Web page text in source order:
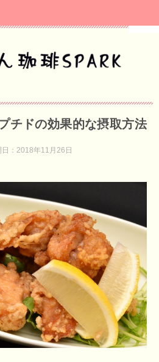
チドの効果的な摂取方法
： 2018年11月26日